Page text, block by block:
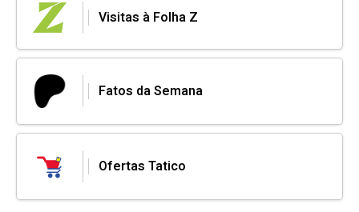
Visitas à Folha Z
Fatos da Semana
Ofertas Tatico